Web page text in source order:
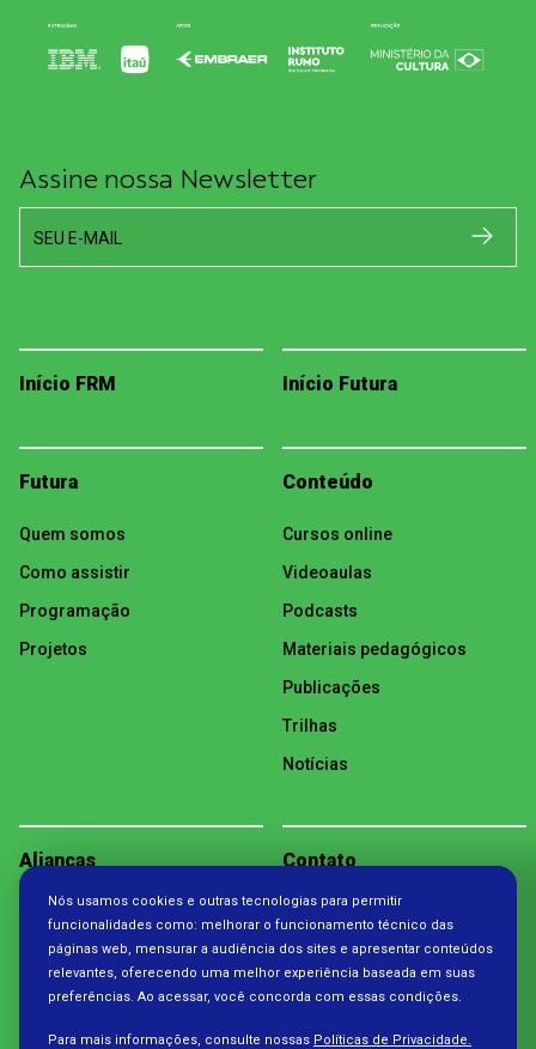
Assine nossa Newsletter
SEU E-MAIL
Início FRM Início Futura
Futura
Quem somos
Como assistir
Programação
Projetos
Conteúdo
Cursos online
Videoaulas
Podcasts
Materiais pedagógicos
Publicações
Trilhas
Notícias
Alianças Contato
Política de Privacidade
Nós usamos cookies e outras tecnologias para permitir
funcionalidades como: melhorar o funcionamento técnico das
páginas web, mensurar a audiência dos sites e apresentar conteúdos
relevantes, oferecendo uma melhor experiência baseada em suas
preferências. Ao acessar, você concorda com essas condições.
Para mais informações, consulte nossas Políticas de Privacidade.